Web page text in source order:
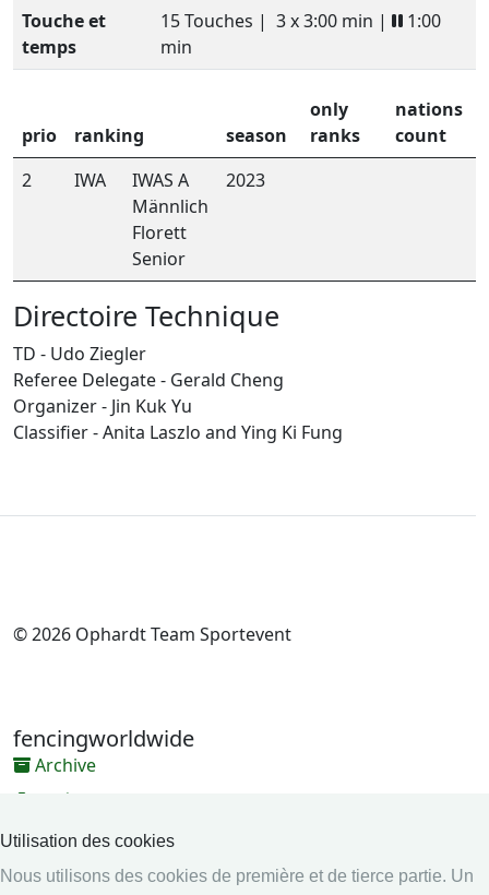
Utilisation des cookies
Nous utilisons des cookies de première et de tierce partie. Un
Touche et
temps
15 Touches | 3 x 3:00 min |
1:00
min
prio ranking season
only
ranks
nations
count
2
IWA
IWAS A
Männlich
Florett
Senior
2023
Directoire Technique
TD - Udo Ziegler
Referee Delegate - Gerald Cheng
Organizer - Jin Kuk Yu
Classifier - Anita Laszlo and Ying Ki Fung
© 2026 Ophardt Team Sportevent
fencingworldwide
Archive
Vidéos
Médias
Système en ligne